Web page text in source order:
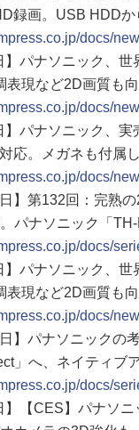
録画。USB HDD
docs/
】パナソニック、
表現など2D画質も
docs/
】パナソニック、
応。メガネも付属
docs/
】第132回：完熟
パナソニック「TH-
docs/
】パナソニック、
表現など2D画質も
docs/
】パナソニックの
」へ、ネイティブ
docs/
】【CES】パナソ